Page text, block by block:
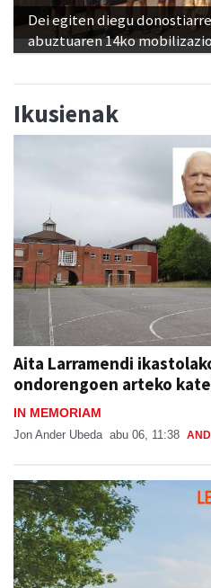
Dei egiten diegu
abuztuaren 14ko
Ikusienak
Aita Larramendi
ondorengoen arteko
IN MEMORIAM
Jon Ander Ubeda abu 06, 11:38